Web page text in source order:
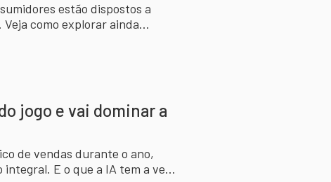
estão dispostos a
como explorar ainda
jogo e vai dominar a
de vendas durante o ano,
E o que a IA tem a ver